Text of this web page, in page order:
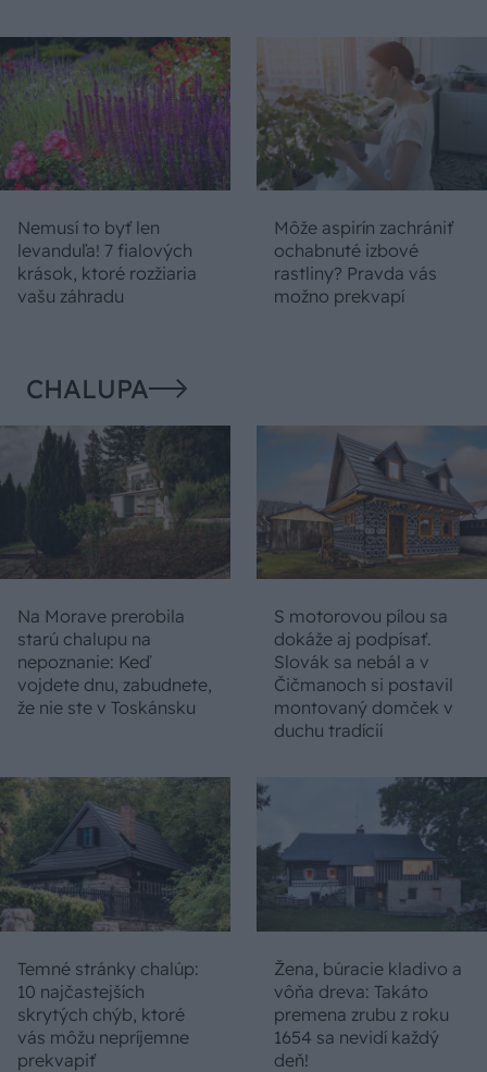
Nemusí to byť len
levanduľa! 7 fialových
krások, ktoré rozžiaria
vašu záhradu
Môže aspirín zachrániť
ochabnuté izbové
rastliny? Pravda vás
možno prekvapí
CHALUPA
Na Morave prerobila
starú chalupu na
nepoznanie: Keď
vojdete dnu, zabudnete,
že nie ste v Toskánsku
S motorovou pílou sa
dokáže aj podpísať.
Slovák sa nebál a v
Čičmanoch si postavil
montovaný domček v
duchu tradícií
Temné stránky chalúp:
10 najčastejších
skrytých chýb, ktoré
vás môžu nepríjemne
prekvapiť
Žena, búracie kladivo a
vôňa dreva: Takáto
premena zrubu z roku
1654 sa nevidí každý
deň!